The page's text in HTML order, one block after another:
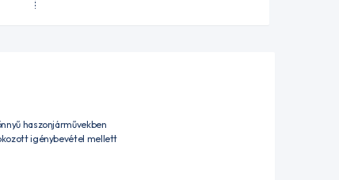
haszonjárművekben
igénybevétel mellett